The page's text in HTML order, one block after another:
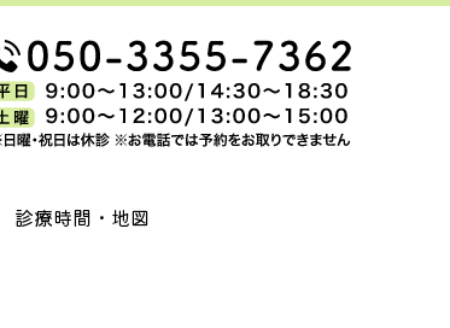
診療時間・地図